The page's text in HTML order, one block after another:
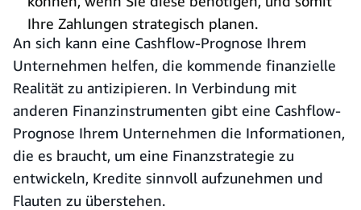
Ihre Zahlungen strategisch planen.
An sich kann eine Cashflow-Prognose Ihrem
Unternehmen helfen, die kommende finanzielle
Realität zu antizipieren. In Verbindung mit
anderen Finanzinstrumenten gibt eine Cashflow-
Prognose Ihrem Unternehmen die Informationen,
die es braucht, um eine Finanzstrategie zu
entwickeln, Kredite sinnvoll aufzunehmen und
Flauten zu überstehen.